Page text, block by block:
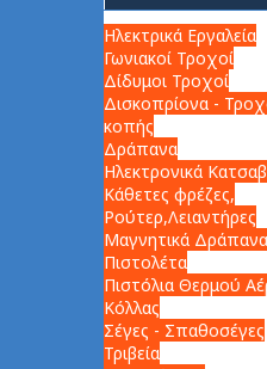
Ηλεκτρικά Εργαλεία
Γωνιακοί Τροχοί
Δίδυμοι Τροχοί
Δισκοπρίονα -
κοπής
Δράπανα
Ηλεκτρονικά
Κάθετες φρέζες,
Ρούτερ,Λειαντήρες
Μαγνητικά Δράπανα
Πιστολέτα
Πιστόλια Θερμού
Κόλλας
Σέγες - Σπαθοσέγες
Τριβεία